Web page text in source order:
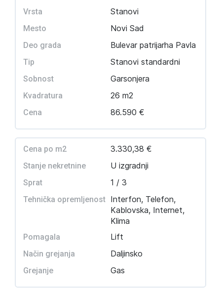
Vrsta Stanovi
Mesto Novi Sad
Deo grada Bulevar patrijarha Pavla
Tip Stanovi standardni
Sobnost Garsonjera
Kvadratura 26 m2
Cena 86.590 €
Cena po m2 3.330,38 €
Stanje nekretnine U izgradnji
Sprat 1 / 3
Tehnička opremljenost Interfon, Telefon,
Kablovska, Internet,
Klima
Pomagala Lift
Način grejanja Daljinsko
Grejanje Gas